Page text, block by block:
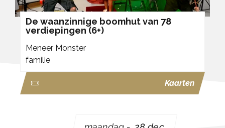
De waanzinnige boomhut van 78
verdiepingen (6+)
Meneer Monster
familie
Kaarten